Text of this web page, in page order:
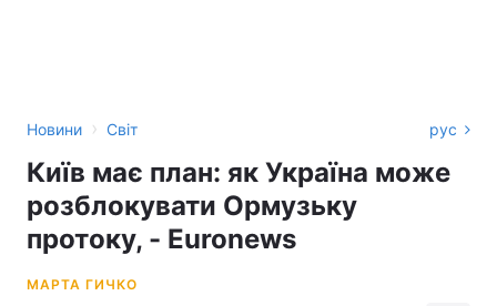
Новини › Світ рус
Київ має план: як Україна може
розблокувати Ормузьку
протоку, - Euronews
МАРТА ГИЧКО